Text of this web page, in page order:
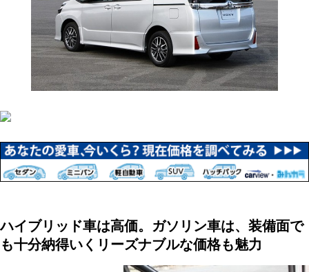
ハイブリッド車は高価。ガソリン車は、装備面で
も十分納得いくリーズナブルな価格も魅力